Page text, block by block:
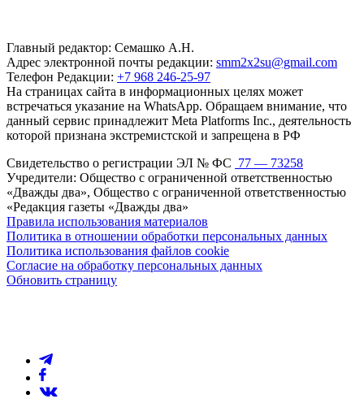
Главный редактор: Семашко А.Н.
Адрес электронной почты редакции: smm2x2su@gmail.com
Телефон Редакции: +7 968 246-25-97
На страницах сайта в информационных целях может
встречаться указание на WhatsApp. Обращаем внимание, что
данный сервис принадлежит Meta Platforms Inc., деятельность
которой признана экстремистской и запрещена в РФ
Свидетельство о регистрации ЭЛ № ФС 77 — 73258
Учредители: Общество с ограниченной ответственностью
«Дважды два», Общество с ограниченной ответственностью
«Редакция газеты «Дважды два»
Правила использования материалов
Политика в отношении обработки персональных данных
Политика использования файлов cookie
Согласие на обработку персональных данных
Обновить страницу